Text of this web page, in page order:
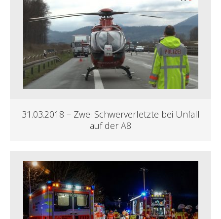
31.03.2018 – Zwei Schwerverletzte bei Unfall
auf der A8